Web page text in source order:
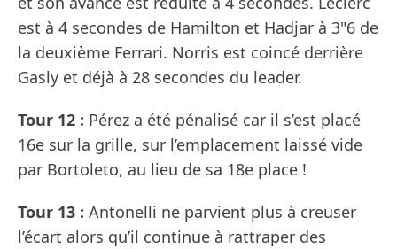
est à 4 secondes de Hamilton et Hadjar à 3"6 de
la deuxième Ferrari. Norris est coincé derrière
Gasly et déjà à 28 secondes du leader.
Tour 12 : Pérez a été pénalisé car il s’est placé
16e sur la grille, sur l’emplacement laissé vide
par Bortoleto, au lieu de sa 18e place !
Tour 13 : Antonelli ne parvient plus à creuser
l’écart alors qu’il continue à rattraper des